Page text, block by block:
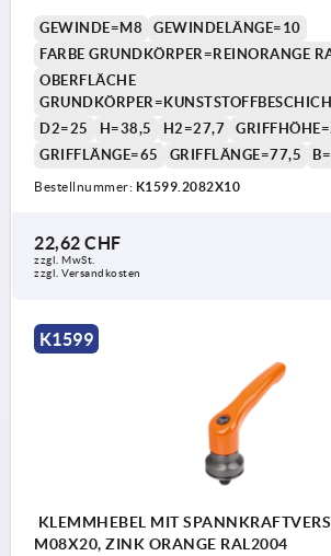
GEWINDE=M8
GEWINDELÄNGE=10
FARBE GRUNDKÖRPER=REINORANGE
OBERFLÄCHE
D2=25
H=38,5 H2=27,7
GRIFFLÄNGE=65
GRIFFLÄNGE=77,5
Bestellnummer: K1599.2082X10
22,62 CHF
zzgl. MwSt.
zzgl. Versandkosten
K1599
KLEMMHEBEL MIT
M08X20, ZINK ORANGE RAL2004